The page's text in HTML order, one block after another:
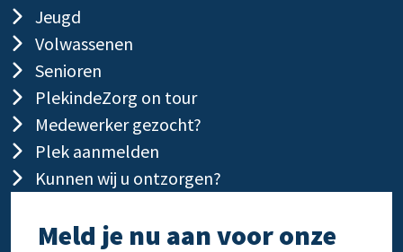
Jeugd
Volwassenen
Senioren
PlekindeZorg on tour
Medewerker gezocht?
Plek aanmelden
Kunnen wij u ontzorgen?
Meld je nu aan voor onze